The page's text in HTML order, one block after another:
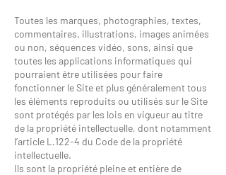
Toutes les marques, photographies, textes,
commentaires, illustrations, images animées
ou non, séquences vidéo, sons, ainsi que
toutes les applications informatiques qui
pourraient être utilisées pour faire
fonctionner le Site et plus généralement tous
les éléments reproduits ou utilisés sur le Site
sont protégés par les lois en vigueur au titre
de la propriété intellectuelle, dont notamment
l’article L.122-4 du Code de la propriété
intellectuelle.
Ils sont la propriété pleine et entière de